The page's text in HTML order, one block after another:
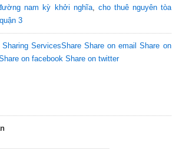
nam kỳ khởi nghĩa, cho thuê nguyên tòa
3
Sharing ServicesShare Share on email
Share on
on facebook Share on twitter